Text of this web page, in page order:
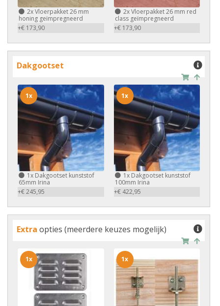
2xVloerpakket 26 mm
honing geïmpregneerd
+€ 173,90
2xVloerpakket 26 mm red
class geïmpregneerd
+€ 173,90
Dakgootset
1x Dakgootset kunststof
65mm Irina
+€ 245,95
1x
1xDakgootset kunststof
100mm Irina
+€ 422,95
1x
Extra opties (meerdere keuzes mogelijk)
1x 1x